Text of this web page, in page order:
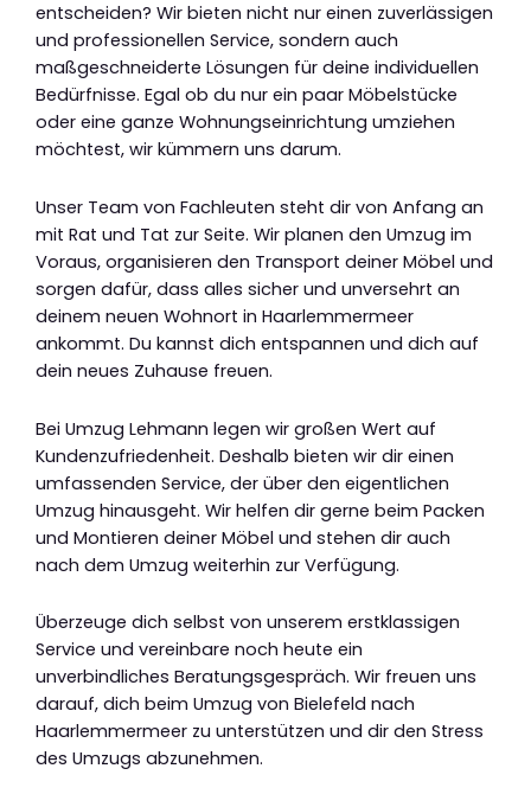
entscheiden? Wir bieten nicht nur einen zuverlässigen
und professionellen Service, sondern auch
maßgeschneiderte Lösungen für deine individuellen
Bedürfnisse. Egal ob du nur ein paar Möbelstücke
oder eine ganze Wohnungseinrichtung umziehen
möchtest, wir kümmern uns darum.
Unser Team von Fachleuten steht dir von Anfang an
mit Rat und Tat zur Seite. Wir planen den Umzug im
Voraus, organisieren den Transport deiner Möbel und
sorgen dafür, dass alles sicher und unversehrt an
deinem neuen Wohnort in Haarlemmermeer
ankommt. Du kannst dich entspannen und dich auf
dein neues Zuhause freuen.
Bei Umzug Lehmann legen wir großen Wert auf
Kundenzufriedenheit. Deshalb bieten wir dir einen
umfassenden Service, der über den eigentlichen
Umzug hinausgeht. Wir helfen dir gerne beim Packen
und Montieren deiner Möbel und stehen dir auch
nach dem Umzug weiterhin zur Verfügung.
Überzeuge dich selbst von unserem erstklassigen
Service und vereinbare noch heute ein
unverbindliches Beratungsgespräch. Wir freuen uns
darauf, dich beim Umzug von Bielefeld nach
Haarlemmermeer zu unterstützen und dir den Stress
des Umzugs abzunehmen.